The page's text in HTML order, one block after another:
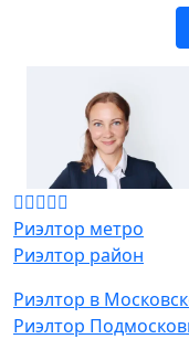
Риэлтор метро
Риэлтор район
Риэлтор в
Риэлтор